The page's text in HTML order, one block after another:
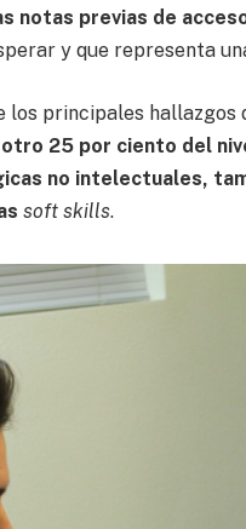
notas previas de
y que representa
los principales hallazgos
otro 25 por ciento del
no intelectuales,
soft skills.